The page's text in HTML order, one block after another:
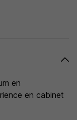
en
en cabinet